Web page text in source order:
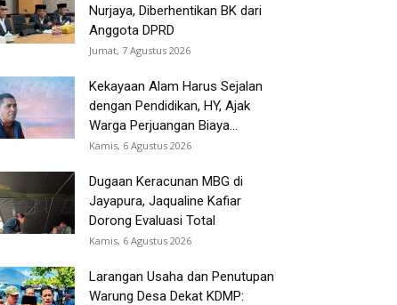
Nurjaya, Diberhentikan BK dari
Anggota DPRD
Jumat, 7 Agustus 2026
Kekayaan Alam Harus Sejalan
dengan Pendidikan, HY, Ajak
Warga Perjuangan Biaya...
Kamis, 6 Agustus 2026
Dugaan Keracunan MBG di
Jayapura, Jaqualine Kafiar
Dorong Evaluasi Total
Kamis, 6 Agustus 2026
Larangan Usaha dan Penutupan
Warung Desa Dekat KDMP: